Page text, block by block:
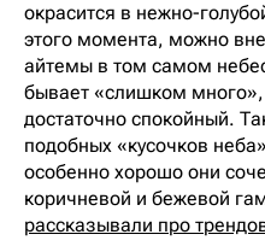
окрасится в нежно-
этого момента, можно
айтемы в том самом
бывает «слишком много»,
достаточно спокойный.
подобных «кусочков
особенно хорошо они
коричневой и бежевой
рассказывали про